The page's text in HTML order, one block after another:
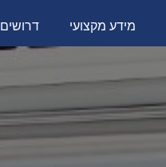
מידע מקצועי דרושים